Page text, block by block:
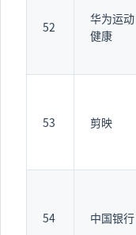
52
华为运动
健康
53 剪映
54 中国银行